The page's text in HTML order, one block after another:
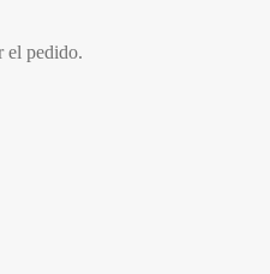
el pedido.